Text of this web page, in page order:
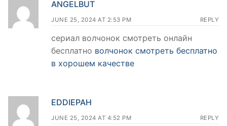
ANGELBUT
JUNE 25, 2024 AT 2:53 PM REPLY
сериал волчонок смотреть онлайн
бесплатно волчонок смотреть бесплатно
в хорошем качестве
EDDIEPAH
JUNE 25, 2024 AT 4:52 PM REPLY